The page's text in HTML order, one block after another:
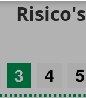
Ri­si­co's